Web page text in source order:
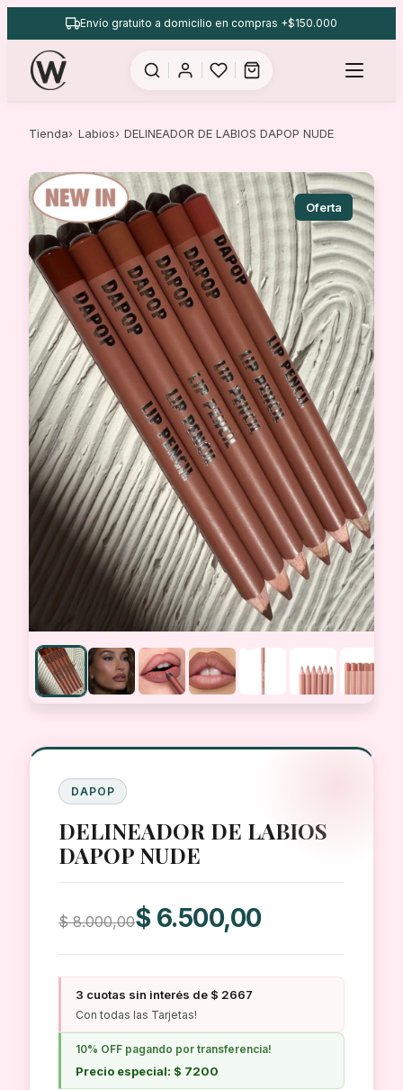
al
contenido
Envío gratuito a domicilio en compras +$150.000
Tienda Labios DELINEADOR DE LABIOS DAPOP NUDE
Oferta
DAPOP
DELINEADOR DE LABIOS
DAPOP NUDE
$8.000,00
precio
original
era:
$ 8.000,00.
$6.500,00
precio
actual
es:
$ 6.500,00.
3 cuotas sin interés de $ 2667
Con todas las Tarjetas!
10% OFF pagando por transferencia!
Precio especial: $ 7200